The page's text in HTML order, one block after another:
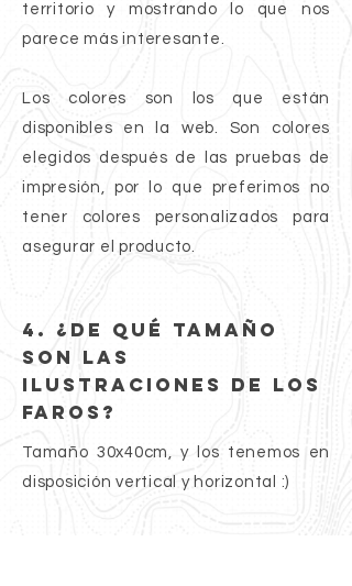
territorio y mostrando lo que nos
parece más interesante.
Los colores son los que están
disponibles en la web. Son colores
elegidos después de las pruebas de
impresión, por lo que preferimos no
tener colores personalizados para
asegurar el producto.
4. ¿De qué tamaño
son las
ilustraciones de los
faros?
Tamaño 30x40cm, y los tenemos en
disposición vertical y horizontal :)